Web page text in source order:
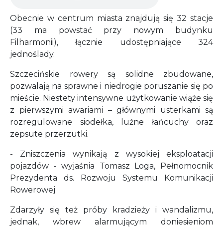
Obecnie w centrum miasta znajdują się 32 stacje
(33 ma powstać przy nowym budynku
Filharmonii), łącznie udostępniające 324
jednoślady.
Szczecińskie rowery są solidne zbudowane,
pozwalają na sprawne i niedrogie poruszanie się po
mieście. Niestety intensywne użytkowanie wiąże się
z pierwszymi awariami – głównymi usterkami są
rozregulowane siodełka, luźne łańcuchy oraz
zepsute przerzutki.
- Zniszczenia wynikają z wysokiej eksploatacji
pojazdów - wyjaśnia Tomasz Loga, Pełnomocnik
Prezydenta ds. Rozwoju Systemu Komunikacji
Rowerowej
Zdarzyły się też próby kradzieży i wandalizmu,
jednak, wbrew alarmującym doniesieniom